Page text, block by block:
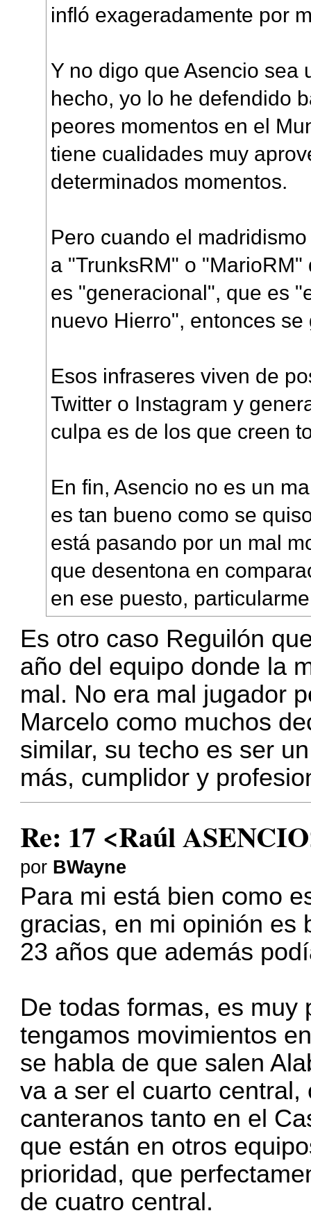
infló exageradamente por
Y no digo que Asencio sea
hecho, yo lo he defendido
peores momentos en el
tiene cualidades muy
determinados momentos.
Pero cuando el
a "TrunksRM" o
es "generacional", que es
nuevo Hierro", entonces
Esos infraseres viven de
Twitter o Instagram y
culpa es de los que creen
En fin, Asencio no es un
es tan bueno como se
está pasando por un mal
que desentona en
en ese puesto,
Es otro caso Reguilón
año del equipo donde la
mal. No era mal jugador
Marcelo como muchos
similar, su techo es ser
más, cumplidor y
Re: 17 <Raúl
por BWayne
Para mi está bien como
gracias, en mi opinión es
23 años que además
De todas formas, es muy
tengamos movimientos
se habla de que salen
va a ser el cuarto
canteranos tanto en el
que están en otros
prioridad, que
de cuatro central.